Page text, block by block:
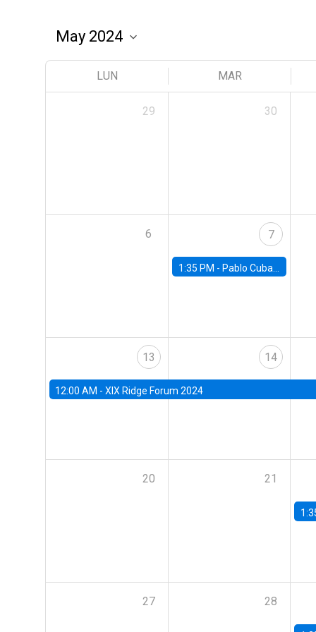
LUN MAR
29 30
6 7
1:35 PM - Pablo Cuba, FED Board
13
12:00 AM - XIX Ridge Forum 2024
14
20 21
27 28